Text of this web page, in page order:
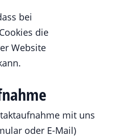
bei
die
Website
mit uns
oder E-Mail)